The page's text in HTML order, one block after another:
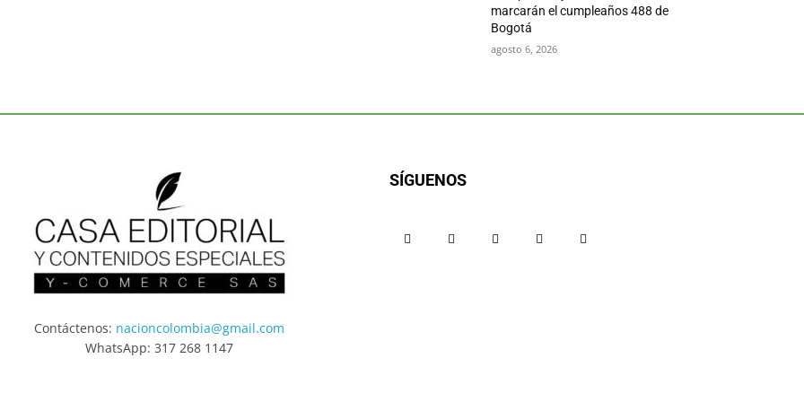
marcarán el cumpleaños 488 de
Bogotá
agosto 6, 2026
Contáctenos: nacioncolombia@gmail.com
WhatsApp: 317 268 1147
SÍGUENOS